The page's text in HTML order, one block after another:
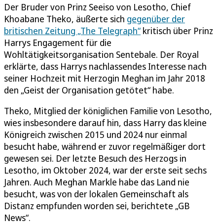
Der Bruder von Prinz Seeiso von Lesotho, Chief
Khoabane Theko, äußerte sich gegenüber der
britischen Zeitung „The Telegraph“ kritisch über Prinz
Harrys Engagement für die
Wohltätigkeitsorganisation Sentebale. Der Royal
erklärte, dass Harrys nachlassendes Interesse nach
seiner Hochzeit mit Herzogin Meghan im Jahr 2018
den „Geist der Organisation getötet“ habe.
Theko, Mitglied der königlichen Familie von Lesotho,
wies insbesondere darauf hin, dass Harry das kleine
Königreich zwischen 2015 und 2024 nur einmal
besucht habe, während er zuvor regelmäßiger dort
gewesen sei. Der letzte Besuch des Herzogs in
Lesotho, im Oktober 2024, war der erste seit sechs
Jahren. Auch Meghan Markle habe das Land nie
besucht, was von der lokalen Gemeinschaft als
Distanz empfunden worden sei, berichtete „GB
News“.